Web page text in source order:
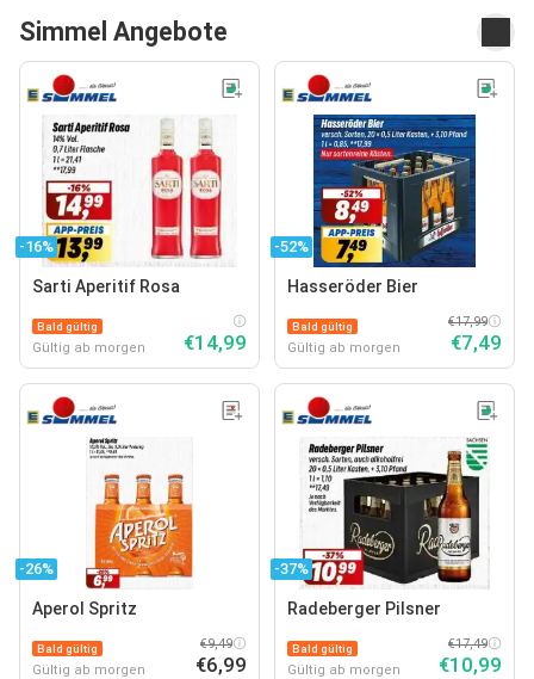
Simmel Angebote
-16%
Sarti Aperitif Rosa
Bald gültig
Gültig ab morgen €14,99
-52%
Hasseröder Bier
Bald gültig
Gültig ab morgen
€17,99
€7,49
-26%
Aperol Spritz
Bald gültig
Gültig ab morgen
€9,49
€6,99
-37%
Radeberger Pilsner
Bald gültig
Gültig ab morgen
€17,49
€10,99